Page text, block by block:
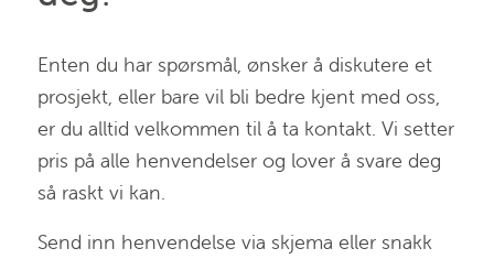
Enten du har spørsmål, ønsker å diskutere et
prosjekt, eller bare vil bli bedre kjent med oss,
er du alltid velkommen til å ta kontakt. Vi setter
pris på alle henvendelser og lover å svare deg
så raskt vi kan.
Send inn henvendelse via skjema eller snakk